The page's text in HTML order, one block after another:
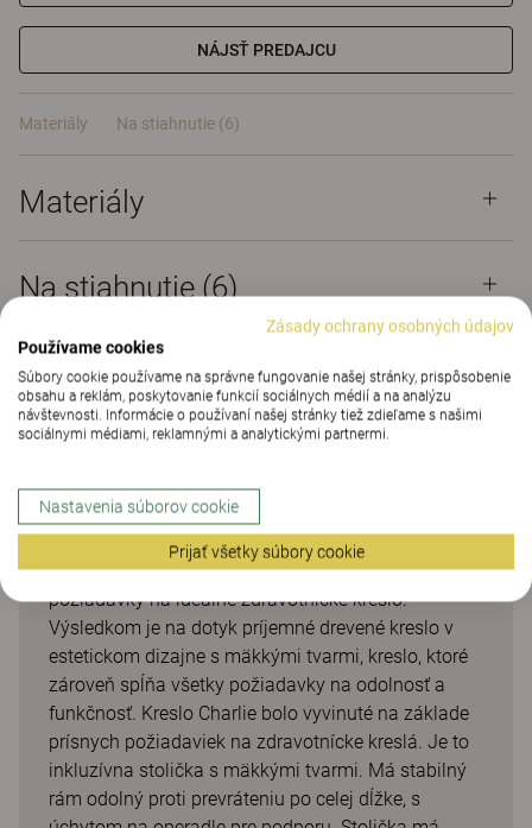
NÁJSŤ PREDAJCU
Materiály Na stiahnutie (6)
Materiály
Na stiahnutie (6)
Charlie
Kreslo Charlie je výsledkom dômyselného projektu,
ktorého cieľom bolo navrhnúť zdravotnícke kreslo
budúcnosti. Bolo vyvinuté na základe súčasných
prísnych požiadaviek, ale aj s cieľom splniť budúce
požiadavky na ideálne zdravotnícke kreslo.
Výsledkom je na dotyk príjemné drevené kreslo v
estetickom dizajne s mäkkými tvarmi, kreslo, ktoré
zároveň spĺňa všetky požiadavky na odolnosť a
funkčnosť. Kreslo Charlie bolo vyvinuté na základe
prísnych požiadaviek na zdravotnícke kreslá. Je to
inkluzívna stolička s mäkkými tvarmi. Má stabilný
rám odolný proti prevráteniu po celej dĺžke, s
Zásady ochrany osobných údajov
Používame cookies
Súbory cookie používame na správne fungovanie našej stránky, prispôsobenie
obsahu a reklám, poskytovanie funkcií sociálnych médií a na analýzu
návštevnosti. Informácie o používaní našej stránky tiež zdieľame s našimi
sociálnymi médiami, reklamnými a analytickými partnermi.
Nastavenia súborov cookie
Prijať všetky súbory cookie